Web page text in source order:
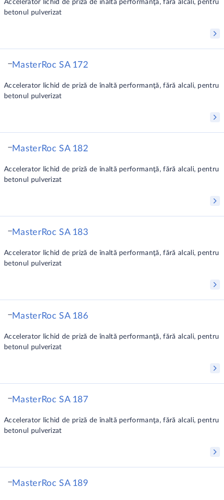
Accelerator lichid de priză de înaltă performanţă, fără alcali, pentru
betonul pulverizat
MasterRoc SA 172
Accelerator lichid de priză de înaltă performanţă, fără alcali, pentru
betonul pulverizat
MasterRoc SA 182
Accelerator lichid de priză de înaltă performanţă, fără alcali, pentru
betonul pulverizat
MasterRoc SA 183
Accelerator lichid de priză de înaltă performanţă, fără alcali, pentru
betonul pulverizat
MasterRoc SA 186
Accelerator lichid de priză de înaltă performanţă, fără alcali, pentru
betonul pulverizat
MasterRoc SA 187
Accelerator lichid de priză de înaltă performanţa, fără alcali, pentru
betonul pulverizat
MasterRoc SA 189